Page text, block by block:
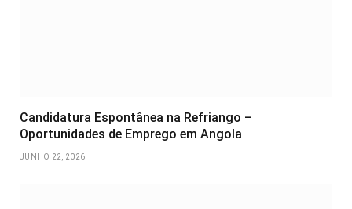
Candidatura Espontânea na Refriango –
Oportunidades de Emprego em Angola
JUNHO 22, 2026